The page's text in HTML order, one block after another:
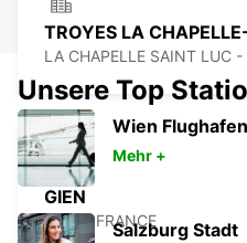
TROYES LA
LA CHAPELLE SAINT LUC -
GIEN
GIEN - FRANCE
Unsere Top
Wien Flughafen
Mehr +
Salzburg Stadt